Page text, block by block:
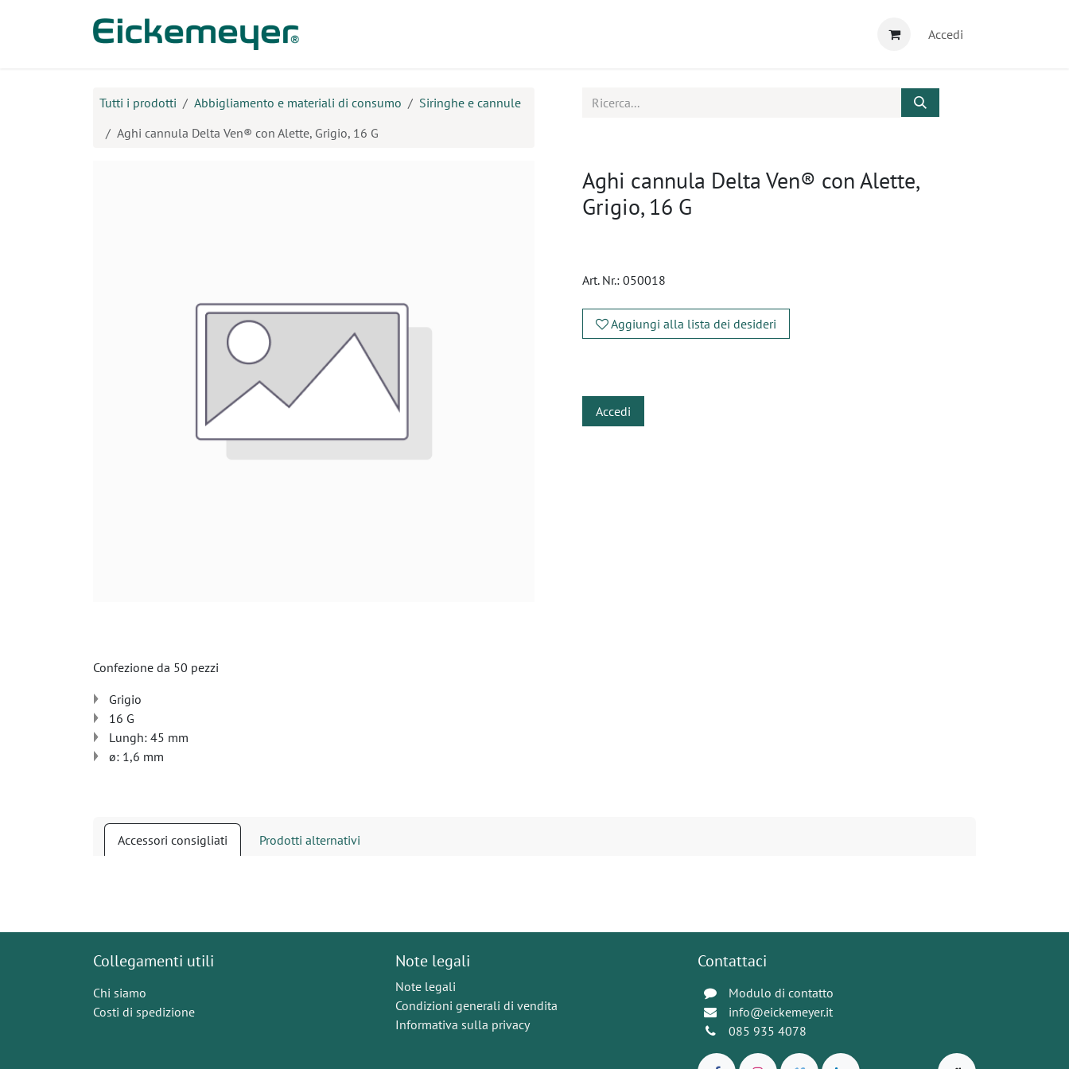
Accedi
Tutti i prodotti Abbigliamento e materiali di consumo
Siringhe e cannule
Aghi cannula Delta Ven® con Alette, Grigio, 16 G
Aghi cannula Delta Ven® con Alette,
Grigio, 16 G
Art. Nr.: 050018
Aggiungi alla lista dei desideri
Accedi
Confezione da 50 pezzi
Grigio
16 G
Lungh: 45 mm
ø: 1,6 mm
Accessori consigliati Prodotti alternativi
Collegamenti utili
Chi siamo
Costi di spedizione
Note legali
Note legali
Condizioni generali di vendita
Informativa sulla privacy
Contattaci
Modulo di contatto
info@eickemeyer.it
085 935 4078